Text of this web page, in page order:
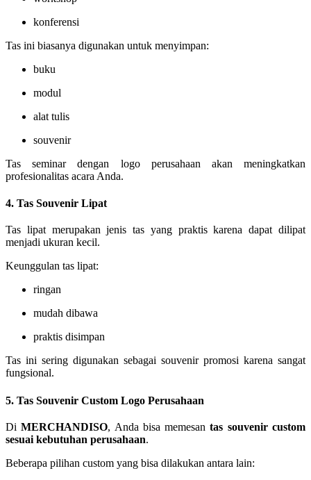
konferensi
Tas ini biasanya digunakan untuk menyimpan:
buku
modul
alat tulis
souvenir
Tas seminar dengan logo perusahaan akan meningkatkan
profesionalitas acara Anda.
4. Tas Souvenir Lipat
Tas lipat merupakan jenis tas yang praktis karena dapat dilipat
menjadi ukuran kecil.
Keunggulan tas lipat:
ringan
mudah dibawa
praktis disimpan
Tas ini sering digunakan sebagai souvenir promosi karena sangat
fungsional.
5. Tas Souvenir Custom Logo Perusahaan
DiMERCHANDISO, Anda bisa memesantas souvenir custom
sesuai kebutuhan perusahaan.
Beberapa pilihan custom yang bisa dilakukan antara lain: